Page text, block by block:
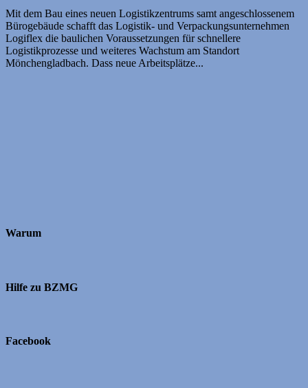
Mit dem Bau eines neuen Logistikzentrums samt angeschlossenem
Bürogebäude schafft das Logistik- und Verpackungsunternehmen
Logiflex die baulichen Voraussetzungen für schnellere
Logistikprozesse und weiteres Wachstum am Standort
Mönchengladbach. Dass neue Arbeitsplätze...
Warum
Hilfe zu BZMG
Facebook